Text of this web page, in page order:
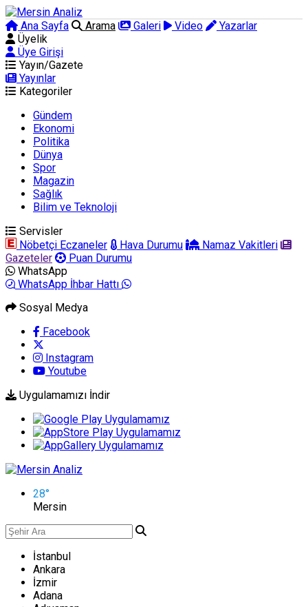
Ana Sayfa Arama Galeri Video
Yazarlar
Üyelik
Üye Girişi
Yayın/Gazete
Yayınlar
Kategoriler
Gündem
Ekonomi
Politika
Dünya
Spor
Magazin
Sağlık
Bilim ve Teknoloji
Servisler
Nöbetçi Eczaneler
Hava Durumu
Namaz Vakitleri
Gazeteler
Puan Durumu
WhatsApp
WhatsApp İhbar Hattı
Sosyal Medya
Facebook
Instagram
Youtube
Uygulamamızı İndir
28°
Mersin
İstanbul
Ankara
İzmir
Adana